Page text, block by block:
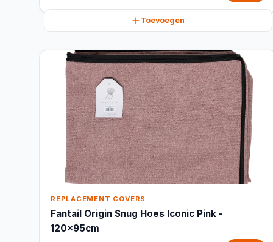
Toevoegen
REPLACEMENT COVERS
Fantail Origin Snug Hoes Iconic Pink -
120x95cm